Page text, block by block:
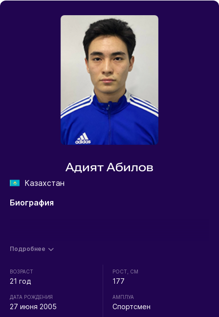
Адият Абилов
Казахстан
Биография
Подробнее
ВОЗРАСТ
21 год
ДАТА РОЖДЕНИЯ
27 июня 2005
РОСТ, СМ
177
АМПЛУА
Спортсмен